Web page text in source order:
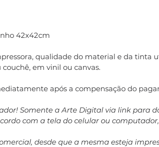
42x42cm
qualidade do material e da tinta
em vinil ou canvas.
após a compensação do
Somente a Arte Digital via link para
com a tela do celular ou
desde que a mesma esteja